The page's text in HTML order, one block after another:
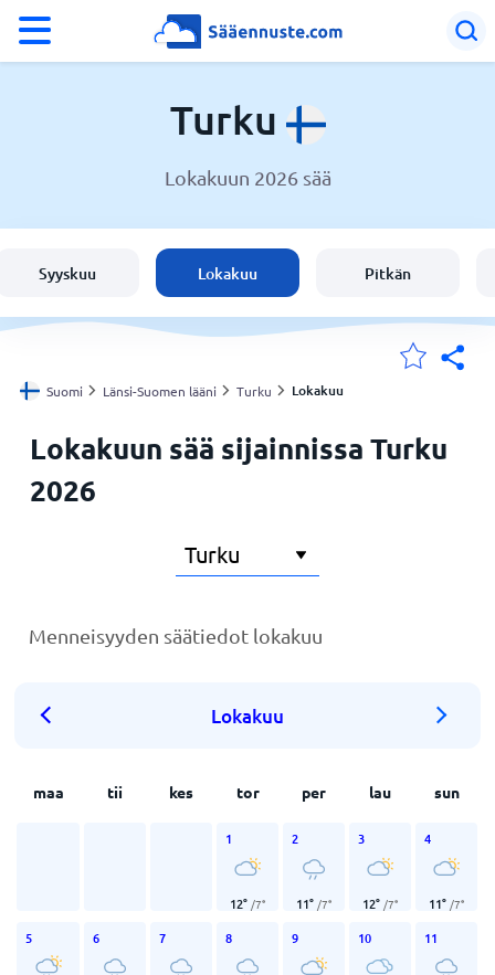
Sijaintini
Koti
Turku
Lokakuun 2026 sää
Syyskuu Lokakuu Pitkän
Suomi Länsi-Suomen lääni Turku Lokakuu
Lokakuun sää sijainnissa Turku
2026
Menneisyyden säätiedot lokakuu
Lokakuu
maa tii kes tor per lau sun
1
12° /7°
2
11° /7°
3
12° /7°
4
11° /7°
5 6 7 8 9 10 11